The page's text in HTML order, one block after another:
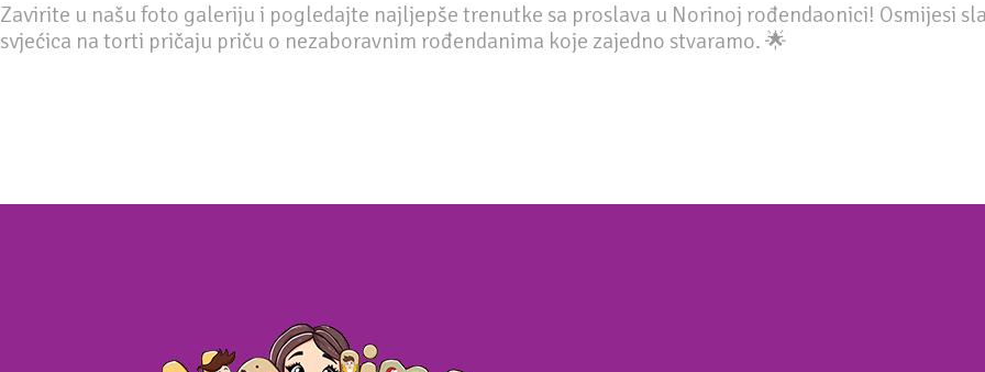
Zavirite u našu foto galeriju i pogledajte najljepše trenutke sa proslava u Norinoj rođendaonici! Osmijesi
svjećica na torti pričaju priču o nezaboravnim rođendanima koje zajedno stvaramo. 🌟